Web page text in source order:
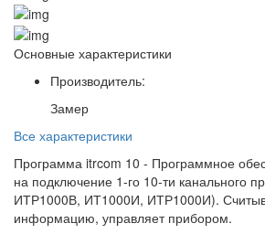
Основные характеристики
Производитель:
Замер
Все характеристики
Программа itrcom 10 - Программное
на подключение 1-го 10-ти канального
ИТР1000В, ИТ1000И, ИТР1000И).
информацию, управляет прибором.